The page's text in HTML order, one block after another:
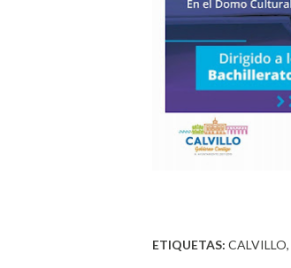
ETIQUETAS: CALVILLO